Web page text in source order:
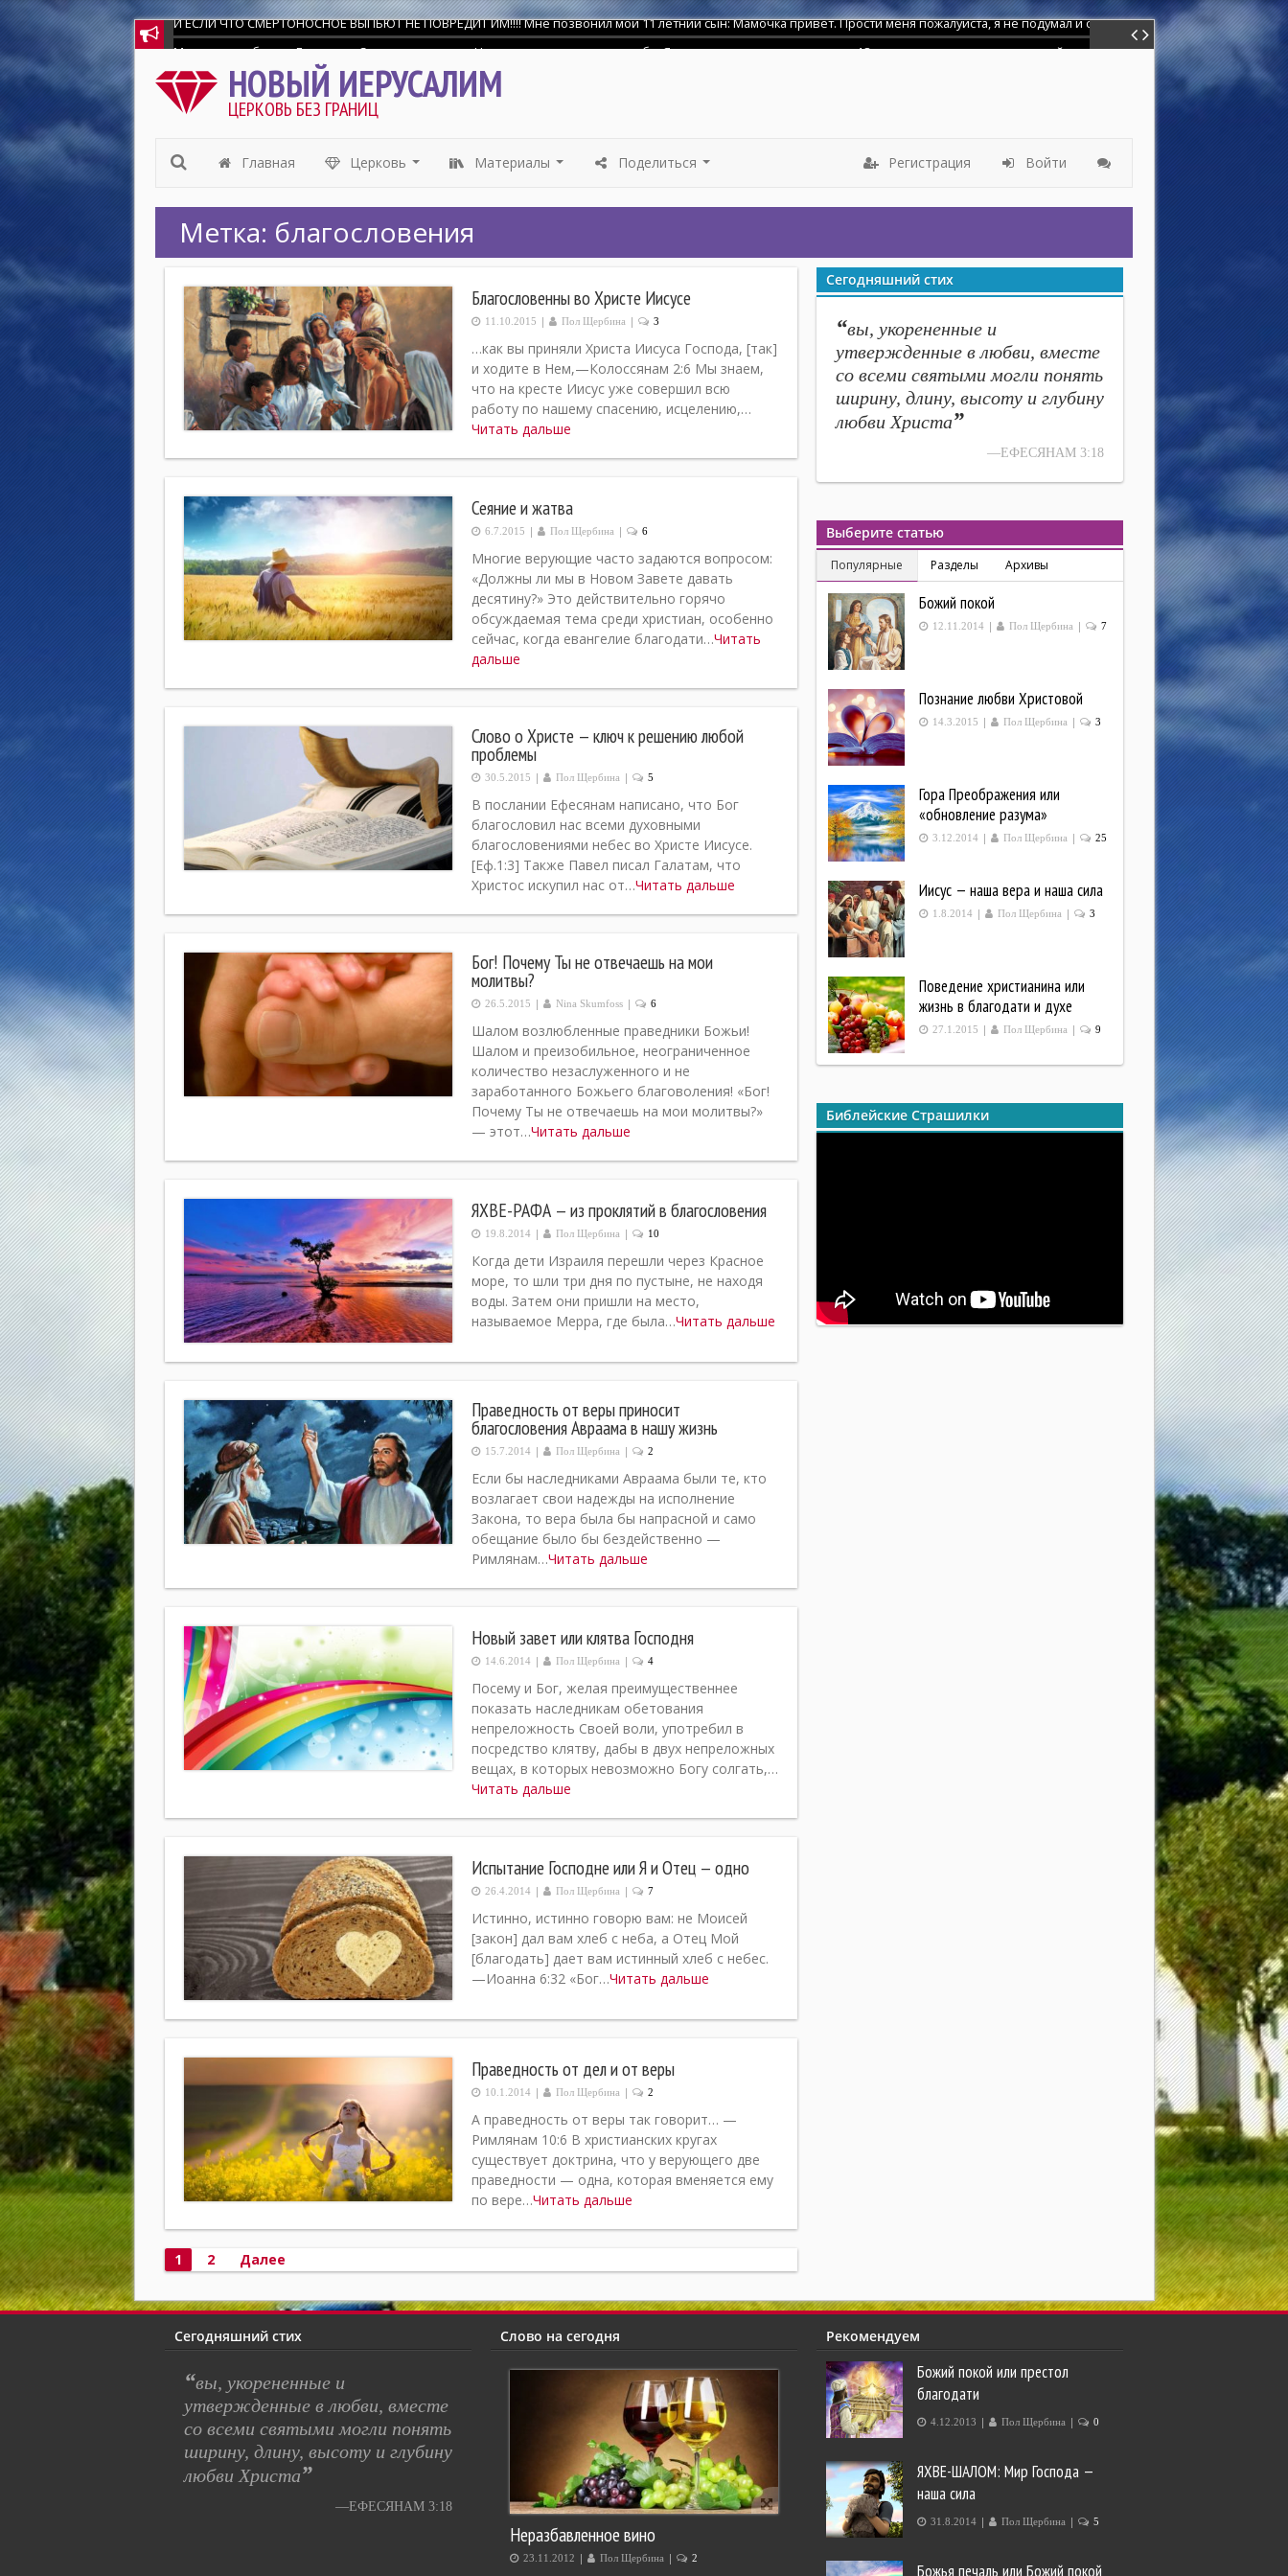
Мир всем любящим Господа и Спасителя нашего .Напишу свидетельство о себе. Я уверовал и принял крещение 18лет назад ,но мир этот грешный взял надо мной власть и я отошёл
НОВЫЙ ИЕРУСАЛИМ
ЦЕРКОВЬ БЕЗ ГРАНИЦ
Главная Церковь Материалы Поделиться Регистрация Войти
Метка: благословения
Благословенны во Христе Иисусе
11.10.2015 | Пол Щербина | 3
…как вы приняли Христа Иисуса Господа, [так]
и ходите в Нем,—Колоссянам 2:6 Мы знаем,
что на кресте Иисус уже совершил всю
работу по нашему спасению, исцелению,…
Читать дальше
Сеяние и жатва
6.7.2015 | Пол Щербина | 6
Многие верующие часто задаются вопросом:
«Должны ли мы в Новом Завете давать
десятину?» Это действительно горячо
обсуждаемая тема среди христиан, особенно
сейчас, когда евангелие благодати…Читать
дальше
Слово о Христе — ключ к решению любой
проблемы
30.5.2015 | Пол Щербина | 5
В послании Ефесянам написано, что Бог
благословил нас всеми духовными
благословениями небес во Христе Иисусе.
[Еф.1:3] Также Павел писал Галатам, что
Христос искупил нас от…Читать дальше
Бог! Почему Ты не отвечаешь на мои
молитвы?
26.5.2015 | Nina Skumfoss | 6
Шалом возлюбленные праведники Божьи!
Шалом и преизобильное, неограниченное
количество незаслуженного и не
заработанного Божьего благоволения! «Бог!
Почему Ты не отвечаешь на мои молитвы?»
— этот…Читать дальше
ЯХВЕ-РАФА — из проклятий в благословения
19.8.2014 | Пол Щербина | 10
Когда дети Израиля перешли через Красное
море, то шли три дня по пустыне, не находя
воды. Затем они пришли на место,
называемое Мерра, где была…Читать дальше
Праведность от веры приносит
благословения Авраама в нашу жизнь
15.7.2014 | Пол Щербина | 2
Если бы наследниками Авраама были те, кто
возлагает свои надежды на исполнение
Закона, то вера была бы напрасной и само
обещание было бы бездейственно —
Римлянам…Читать дальше
Новый завет или клятва Господня
14.6.2014 | Пол Щербина | 4
Посему и Бог, желая преимущественнее
показать наследникам обетования
непреложность Своей воли, употребил в
посредство клятву, дабы в двух непреложных
вещах, в которых невозможно Богу солгать,…
Читать дальше
Испытание Господне или Я и Отец — одно
26.4.2014 | Пол Щербина | 7
Истинно, истинно говорю вам: не Моисей
[закон] дал вам хлеб с неба, а Отец Мой
[благодать] дает вам истинный хлеб с небес.
—Иоанна 6:32 «Бог…Читать дальше
Праведность от дел и от веры
10.1.2014 | Пол Щербина | 2
А праведность от веры так говорит… —
Римлянам 10:6 В христианских кругах
существует доктрина, что у верующего две
праведности — одна, которая вменяется ему
по вере…Читать дальше
Пагинация
1 2 Далее
Сегодняшний стих
“вы, укорененные и
утвержденные в любви, вместе
со всеми святыми могли понять
ширину, длину, высоту и глубину
любви Христа”
—ЕФЕСЯНАМ 3:18
Выберите статью
Популярные Разделы Архивы
Божий покой
12.11.2014 | Пол Щербина | 7
Познание любви Христовой
14.3.2015 | Пол Щербина | 3
Гора Преображения или
«обновление разума»
3.12.2014 | Пол Щербина | 25
Иисус — наша вера и наша сила
1.8.2014 | Пол Щербина | 3
Поведение христианина или
жизнь в благодати и духе
27.1.2015 | Пол Щербина | 9
Библейские Страшилки
Сегодняшний стих
“вы, укорененные и
утвержденные в любви, вместе
со всеми святыми могли понять
ширину, длину, высоту и глубину
любви Христа”
—ЕФЕСЯНАМ 3:18
Слово на сегодня
Неразбавленное вино
23.11.2012 | Пол Щербина | 2
Рекомендуем
Божий покой или престол
благодати
4.12.2013 | Пол Щербина | 0
ЯХВЕ-ШАЛОМ: Мир Господа —
наша сила
31.8.2014 | Пол Щербина | 5
Божья печаль или Божий покой